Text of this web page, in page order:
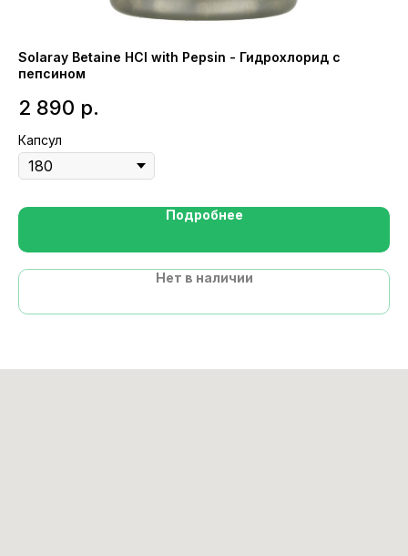
Solaray Betaine HCI with Pepsin - Гидрохлорид с
пепсином
2 890 р.
Капсул
Подробнее
Нет в наличии